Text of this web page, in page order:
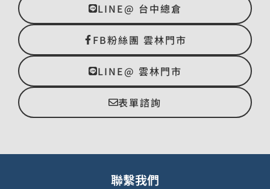
LINE@ 台中總倉
FB粉絲團 雲林門市
LINE@ 雲林門市
表單諮詢
聯繫我們